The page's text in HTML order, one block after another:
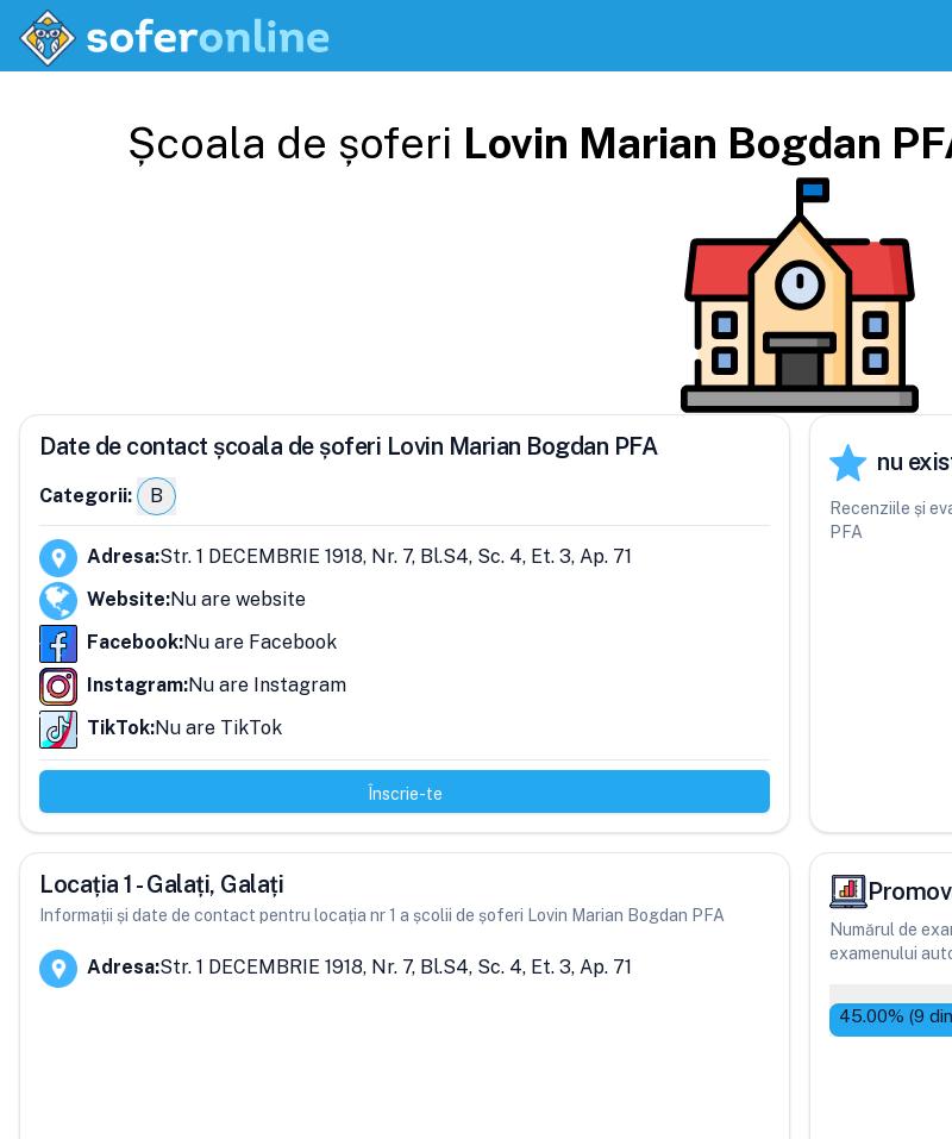
Școala de șoferi Lovin Marian Bogdan
Date de contact școala de șoferi Lovin Marian Bogdan PFA
Categorii: B
Adresa:Str. 1 DECEMBRIE 1918, Nr. 7, Bl.S4, Sc. 4, Et. 3, Ap. 71
Website:Nu are website
Facebook:Nu are Facebook
Instagram:Nu are Instagram
TikTok:Nu are TikTok
Înscrie-te
nu
Recenziile și
PFA
Locația 1 - Galați, Galați
Informații și date de contact pentru locația nr 1 a școlii de șoferi Lovin Marian Bogdan PFA
Adresa:Str. 1 DECEMBRIE 1918, Nr. 7, Bl.S4, Sc. 4, Et. 3, Ap. 71
Numărul de
examenului
45.00% (9 din